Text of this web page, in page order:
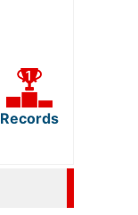
Records